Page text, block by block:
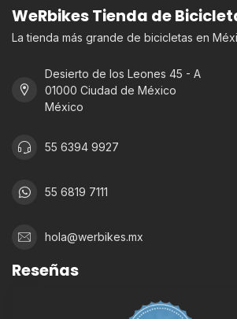
WeRbikes Tienda de
La tienda más grande de bicicletas en
Desierto de los Leones 45 - A
01000 Ciudad de México
México
55 6394 9927
55 6819 7111
hola@werbikes.mx
Reseñas